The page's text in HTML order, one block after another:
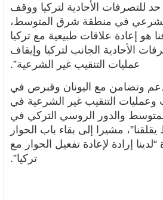
للتصرفات الأحادية لتركيا ووقف
الشرعي في منطقة شرق المتوسط،
هو إعادة علاقات طبيعية مع تركيا
الأحادية الجانب لتركيا وإيقاف
عمليات التنقيب غير الشرعية”.
وتضامن مع اليونان وقبرص في
وعمليات التنقيب غير الشرعية في
والدور الروسي التركي في
مشيرا إلى بقاء باب الحوار
إرادة لإعادة تفعيل الحوار مع
تركيا”.